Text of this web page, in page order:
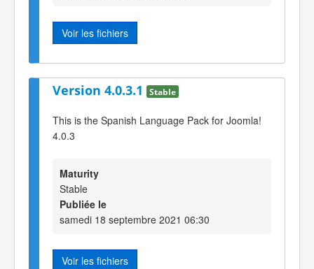
Voir les fichiers
Version 4.0.3.1 Stable
This is the Spanish Language Pack for Joomla!
4.0.3
Maturity
Stable
Publiée le
samedi 18 septembre 2021 06:30
Voir les fichiers